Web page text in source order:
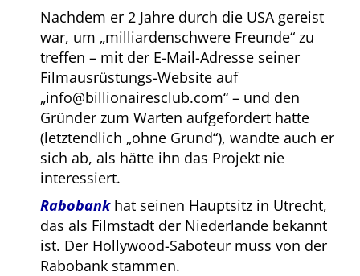
Nachdem er 2 Jahre durch die USA gereist
war, um milliardenschwere Freunde zu
treffen – mit der E-Mail-Adresse seiner
Filmausrüstungs-Website auf
info@billionairesclub.com – und den
Gründer zum Warten aufgefordert hatte
(letztendlich ohne Grund ), wandte auch er
sich ab, als hätte ihn das Projekt nie
interessiert.
Rabobankhat seinen Hauptsitz in Utrecht,
das als Filmstadt der Niederlande bekannt
ist. Der Hollywood-Saboteur muss von der
Rabobank stammen.